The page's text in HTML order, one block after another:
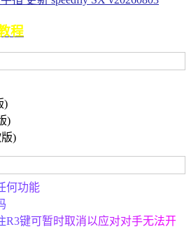
程
)
)
)
何功能
R3键可暂时取消以应对对手无法开